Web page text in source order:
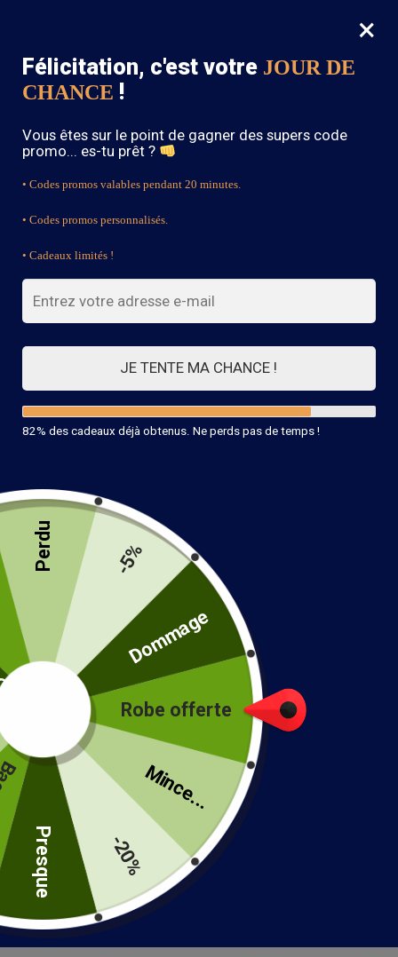
0
SOLDES : -15% sur toute la boutique avec le code « BOHEME15 »
Bijoux Bohème
FILTRES
Affichage de 148–168 sur 168
résultats
Bague Boho Argent
Ajouter au panier
14.90
Bague Bohème Pierre
14.90€
Ajouter au panier
×
Félicitation, c'est votre JOUR DE
CHANCE !
Vous êtes sur le point de gagner des supers code
promo... es-tu prêt ?
• Codes promos valables pendant 20 minutes.
• Codes promos personnalisés.
• Cadeaux limités !
JE TENTE MA CHANCE !
82% des cadeaux déjà obtenus. Ne perds pas de temps !
Robe offerte
Mince...
-20%
Presque
Perdu -5%
Dommage